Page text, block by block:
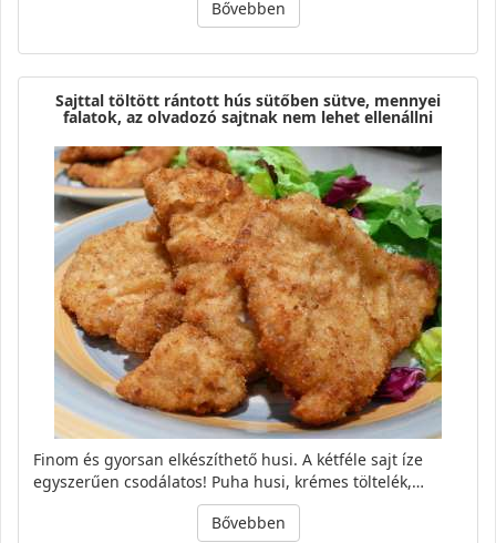
Bővebben
Sajttal töltött rántott hús sütőben sütve, mennyei
falatok, az olvadozó sajtnak nem lehet ellenállni
Finom és gyorsan elkészíthető husi. A kétféle sajt íze
egyszerűen csodálatos! Puha husi, krémes töltelék,…
Bővebben